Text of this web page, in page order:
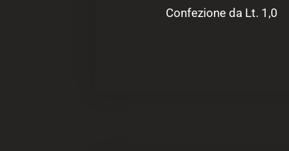
Confezione da Lt. 1,0